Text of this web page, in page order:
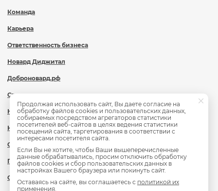
Команда
Карьера
Ответственность бизнеса
Новард Диджитал
Доброновард.рф
Статьи
Новости
Контакты
Охрана труда
Политика обработки персональных данных
Сведения об образовательной организации
Продолжая использовать сайт, Вы даете согласие на
обработку файлов cookies и пользовательских данных,
собираемых посредством агрегаторов статистики
посетителей веб-сайтов в целях ведения статистики
посещений сайта, таргетирования в соответствии с
интересами посетителя сайта.
Если Вы не хотите, чтобы Ваши вышеперечисленные
данные обрабатывались, просим отключить обработку
файлов cookies и сбор пользовательских данных в
настройках Вашего браузера или покинуть сайт.
Оставаясь на сайте, вы соглашаетесь с политикой их
применения.